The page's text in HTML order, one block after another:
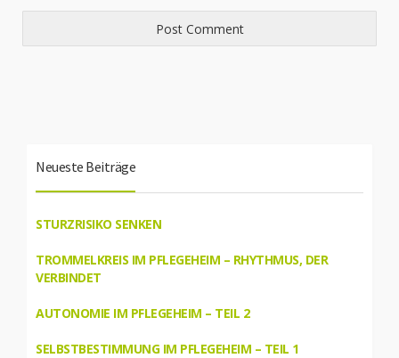
Neueste Beiträge
STURZRISIKO SENKEN
TROMMELKREIS IM PFLEGEHEIM – RHYTHMUS, DER
VERBINDET
AUTONOMIE IM PFLEGEHEIM – TEIL 2
SELBSTBESTIMMUNG IM PFLEGEHEIM – TEIL 1